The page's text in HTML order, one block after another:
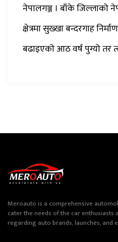
नेपालगञ्ज । बाँके जिल्लाको
क्षेत्रमा सुख्खा बन्दरगाह
बढाइएको आठ वर्ष पुग्यो तर
Meroauto is a comprehensive
cater the needs of the car
regarding auto brands, launches, and